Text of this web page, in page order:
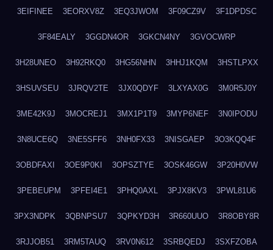
3EIFINEE 3EORXV8Z 3EQ3JWOM 3F09CZ9V 3F1DPDSC
3F84EALY 3GGDN4OR 3GKCN4NY 3GVOCWRP
3H28UNEO 3H92RKQ0 3HG56NHN 3HHJ1KQM 3HSTLPXX
3HSUVSEU 3JRQV2TE 3JX0QDYF 3LXYAX0G 3M0R5J0Y
3ME42K9J 3MOCREJ1 3MX1P1T9 3MYP6NEF 3N0IPODU
3N8UCE6Q 3NE5SFF6 3NH0FX33 3NISGAEP 3O3KQQ4F
3OBDFAXI 3OE9P0KI 3OPSZTYE 3OSK46GW 3P20H0VW
3PEBEUPM 3PFEI4E1 3PHQ0AXL 3PJX8KV3 3PWL81U6
3PX3NDPK 3QBNPSU7 3QPKYD3H 3R660UUO 3R8OBY8R
3RJJOB51 3RM5TAUQ 3RV0N612 3SRBQEDJ 3SXFZOBA